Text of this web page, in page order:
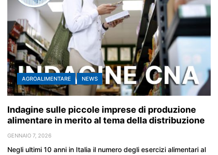
AGROALIMENTARE NEWS
Indagine sulle piccole imprese di produzione
alimentare in merito al tema della distribuzione
GENNAIO 7, 2026
Negli ultimi 10 anni in Italia il numero degli esercizi alimentari al